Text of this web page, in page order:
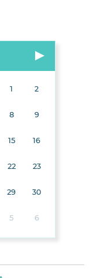
1 2
8 9
15 16
22 23
29 30
5 6